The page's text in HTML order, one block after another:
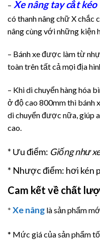
– Xe nâng tay cắt
có thanh nâng chữ X chắc
nâng cùng với những kiện
– Bánh xe được làm từ
toàn trên tất cả mọi địa
– Khi di chuyển hàng hóa
ở độ cao 800mm thì bánh
di chuyển được nữa, giúp
cao.
* Ưu điểm: Giống như
* Nhược điểm: hơi kén
Cam kết về chất
* Xe nâng là sản phẩm
* Mức giá của sản phẩm